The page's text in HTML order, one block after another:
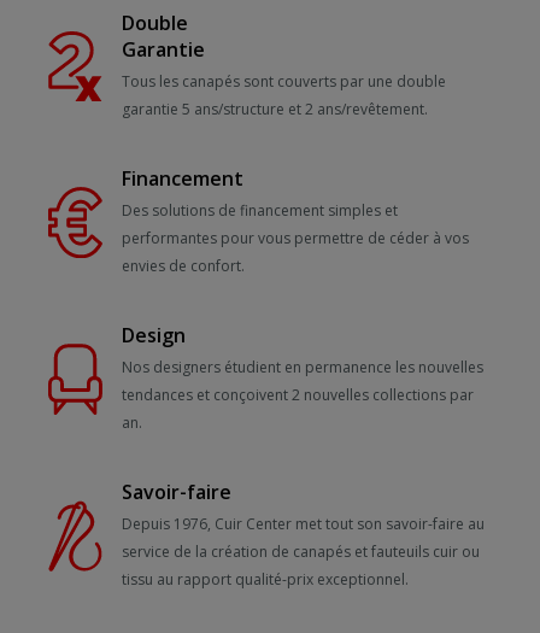
Double
Garantie
Tous les canapés sont couverts par une double
garantie 5 ans/structure et 2 ans/revêtement.
Financement
Des solutions de financement simples et
performantes pour vous permettre de céder à vos
envies de confort.
Design
Nos designers étudient en permanence les nouvelles
tendances et conçoivent 2 nouvelles collections par
an.
Savoir-faire
Depuis 1976, Cuir Center met tout son savoir-faire au
service de la création de canapés et fauteuils cuir ou
tissu au rapport qualité-prix exceptionnel.